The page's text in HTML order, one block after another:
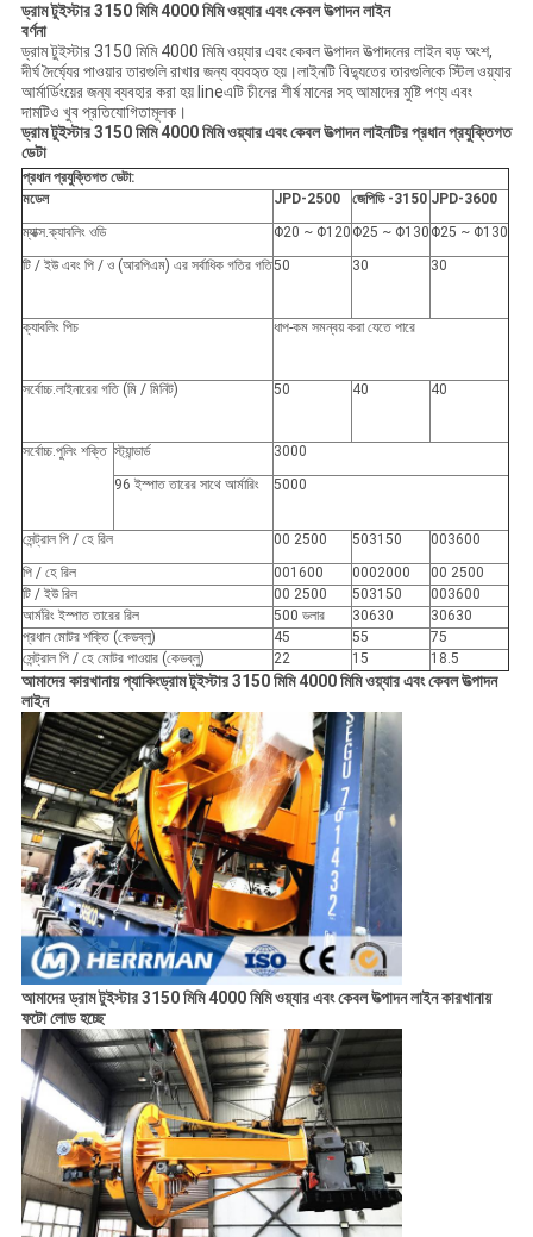
ড্রাম টুইস্টার 3150 মিমি 4000 মিমি ওয়্যার এবং কেবল উত্পাদন লাইন
বর্ণনা
ড্রাম টুইস্টার 3150 মিমি 4000 মিমি ওয়্যার এবং কেবল উত্পাদন উত্পাদনের লাইন বড় অংশ,
দীর্ঘ দৈর্ঘ্যের পাওয়ার তারগুলি রাখার জন্য ব্যবহৃত হয়।লাইনটি বিদ্যুতের তারগুলিকে স্টিল ওয়্যার
আর্মার্ডিংয়ের জন্য ব্যবহার করা হয় lineএটি চীনের শীর্ষ মানের সহ আমাদের মুষ্টি পণ্য এবং
দামটিও খুব প্রতিযোগিতামূলক।
ড্রাম টুইস্টার 3150 মিমি 4000 মিমি ওয়্যার এবং কেবল উত্পাদন লাইনটির প্রধান প্রযুক্তিগত
ডেটা
প্রধান প্রযুক্তিগত ডেটা:
মডেল
JPD-2500 জেপিডি -3150 JPD-3600
ম্যাক্স.ক্যাবলিং ওডি
Φ20 ~ Φ120 Φ25 ~ Φ130 Φ25 ~ Φ130
টি / ইউ এবং পি / ও (আরপিএম) এর সর্বাধিক গতির গতি50 30 30
ক্যাবলিং পিচ ধাপ-কম সমন্বয় করা যেতে পারে
সর্বোচ্চ.লাইনারের গতি (মি / মিনিট) 50 40 40
সর্বোচ্চ.পুলিং শক্তি স্ট্যান্ডার্ড
3000
96 ইস্পাত তারের সাথে আর্মারিং
5000
সেন্ট্রাল পি / হে রিল 00 2500 503150
003600
পি / হে রিল
001600 0002000
00 2500
টি / ইউ রিল
00 2500 503150
003600
আর্মরিং ইস্পাত তারের রিল
500 ডলার 30630
30630
প্রধান মোটর শক্তি (কেডব্লু)
45 55
75
সেন্ট্রাল পি / হে মোটর পাওয়ার (কেডব্লু)
22 15 18.5
আমাদের কারখানায় প্যাকিংড্রাম টুইস্টার 3150 মিমি 4000 মিমি ওয়্যার এবং কেবল উত্পাদন
লাইন
আমাদের ড্রাম টুইস্টার 3150 মিমি 4000 মিমি ওয়্যার এবং কেবল উত্পাদন লাইন কারখানায়
ফটো লোড হচ্ছে